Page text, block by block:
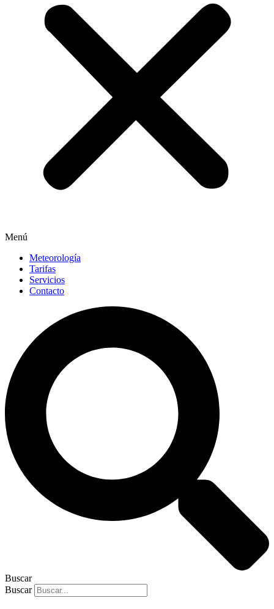
Menú
Meteorología
Tarifas
Servicios
Contacto
Buscar
Buscar